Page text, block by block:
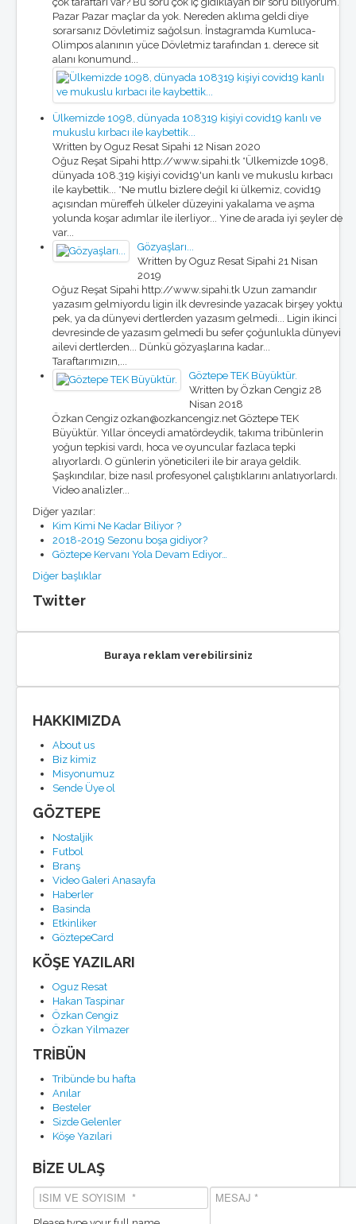
Pazar Pazar maçlar da yok. Nereden aklıma geldi diye
sorarsanız Dövletimiz sağolsun. İnstagramda Kumluca-
Olimpos alanının yüce Dövletmiz tarafından 1. derece sit
alanı konumund...
Ülkemizde 1098, dünyada 108319 kişiyi covid19 kanlı ve
mukuslu kırbacı ile kaybettik...
Written by Oguz Resat Sipahi 12 Nisan 2020
Oğuz Reşat Sipahi http://www.sipahi.tk *Ülkemizde 1098,
dünyada 108.319 kişiyi covid19'un kanlı ve mukuslu kırbacı
ile kaybettik... *Ne mutlu bizlere değil ki ülkemiz, covid19
açısından müreffeh ülkeler düzeyini yakalama ve aşma
yolunda koşar adımlar ile ilerliyor... Yine de arada iyi şeyler de
var...
Gözyaşları...
Written by Oguz Resat Sipahi 21 Nisan
2019
Oğuz Reşat Sipahi http://www.sipahi.tk Uzun zamandır
yazasım gelmiyordu ligin ilk devresinde yazacak birşey yoktu
pek, ya da dünyevi dertlerden yazasım gelmedi... Ligin ikinci
devresinde de yazasım gelmedi bu sefer çoğunlukla dünyevi
ailevi dertlerden... Dünkü gözyaşlarına kadar...
Taraftarımızın,...
Göztepe TEK Büyüktür.
Written by Özkan Cengiz 28
Nisan 2018
Özkan Cengiz ozkan@ozkancengiz.net Göztepe TEK
Büyüktür. Yıllar önceydi amatördeydik, takıma tribünlerin
yoğun tepkisi vardı, hoca ve oyuncular fazlaca tepki
alıyorlardı. O günlerin yöneticileri ile bir araya geldik.
Şaşkındılar, bize nasıl profesyonel çalıştıklarını anlatıyorlardı.
Video analizler...
Diğer yazılar:
Kim Kimi Ne Kadar Biliyor ?
2018-2019 Sezonu boşa gidiyor?
Göztepe Kervanı Yola Devam Ediyor…
Diğer başlıklar
Twitter
Buraya reklam verebilirsiniz
HAKKIMIZDA
About us
Biz kimiz
Misyonumuz
Sende Üye ol
GÖZTEPE
Nostaljik
Futbol
Branş
Video Galeri Anasayfa
Haberler
Basinda
Etkinliker
GöztepeCard
KÖŞE YAZILARI
Oguz Resat
Hakan Taspinar
Özkan Cengiz
Özkan Yilmazer
TRİBÜN
Tribünde bu hafta
Anılar
Besteler
Sizde Gelenler
Köşe Yazılari
BİZE ULAŞ